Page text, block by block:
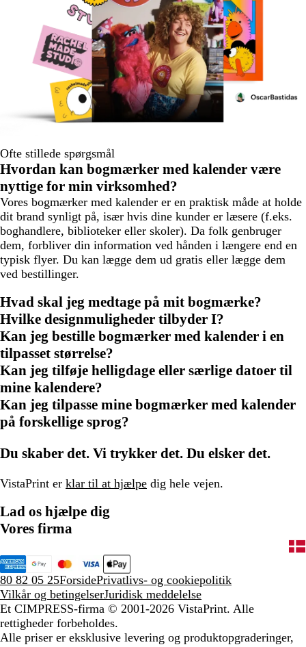
Ofte stillede spørgsmål
Hvordan kan bogmærker med kalender være
nyttige for min virksomhed?
Vores bogmærker med kalender er en praktisk måde at holde
dit brand synligt på, især hvis dine kunder er læsere (f.eks.
boghandlere, biblioteker eller skoler). Da folk genbruger
dem, forbliver din information ved hånden i længere end en
typisk flyer. Du kan lægge dem ud gratis eller lægge dem
ved bestillinger.
Hvad skal jeg medtage på mit bogmærke?
Hvilke designmuligheder tilbyder I?
Kan jeg bestille bogmærker med kalender i en
tilpasset størrelse?
Kan jeg tilføje helligdage eller særlige datoer til
mine kalendere?
Kan jeg tilpasse mine bogmærker med kalender
på forskellige sprog?
Du skaber det. Vi trykker det. Du elsker det.
VistaPrint er klar til at hjælpe dig hele vejen.
Lad os hjælpe dig
Vores firma
80 82 05 25ForsidePrivatlivs- og cookiepolitik
Vilkår og betingelserJuridisk meddelelse
Et CIMPRESS-firma © 2001-2026 VistaPrint. Alle
rettigheder forbeholdes.
Alle priser er eksklusive levering og produktopgraderinger,